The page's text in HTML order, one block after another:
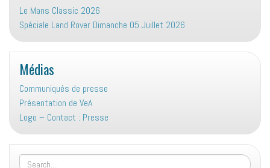
Le Mans Classic 2026
Spéciale Land Rover Dimanche 05 Juillet 2026
Médias
Communiqués de presse
Présentation de VeA
Logo – Contact : Presse